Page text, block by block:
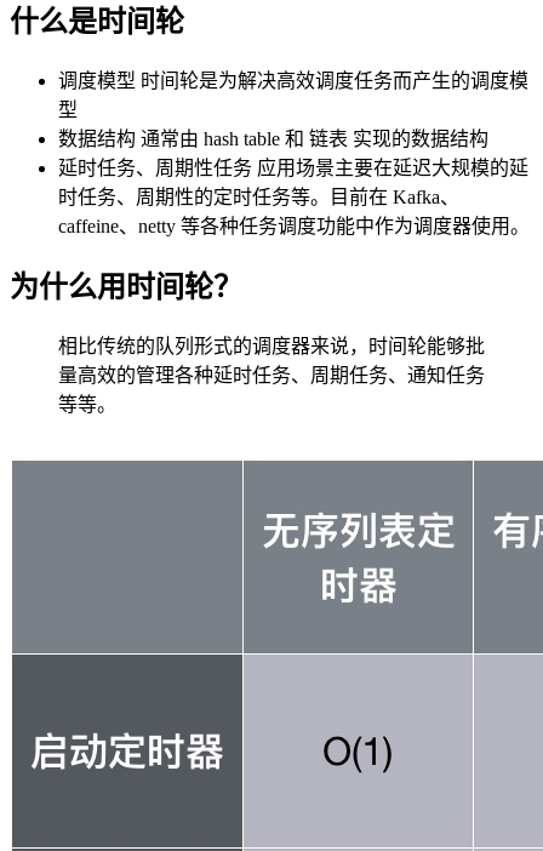
什么是时间轮
调度模型 时间轮是为解决高效调度任务而产生的调度模
型
数据结构 通常由 hash table 和 链表 实现的数据结构
延时任务、周期性任务 应用场景主要在延迟大规模的延
时任务、周期性的定时任务等。目前在 Kafka、
caffeine、netty 等各种任务调度功能中作为调度器使用。
为什么用时间轮？
相比传统的队列形式的调度器来说，时间轮能够批
量高效的管理各种延时任务、周期任务、通知任务
等等。